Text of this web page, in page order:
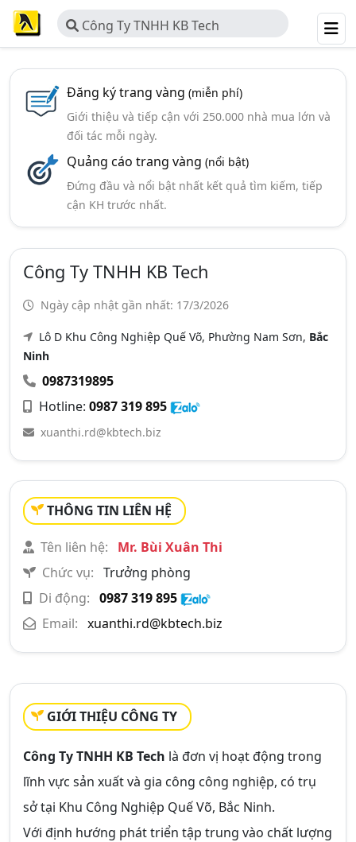
Công Ty TNHH KB Tech
Đăng ký trang vàng (miễn phí)
Giới thiệu và tiếp cận với 250.000 nhà mua lớn và
đối tác mỗi ngày.
Quảng cáo trang vàng (nổi bật)
Đứng đầu và nổi bật nhất kết quả tìm kiếm, tiếp
cận KH trước nhất.
Công Ty TNHH KB Tech
Ngày cập nhật gần nhất: 17/3/2026
Lô D Khu Công Nghiệp Quế Võ, Phường Nam Sơn, Bắc
Ninh
0987319895
Hotline: 0987 319 895
xuanthi.rd@kbtech.biz
THÔNG TIN LIÊN HỆ
Tên liên hệ:
Mr. Bùi Xuân Thi
Chức vụ: Trưởng phòng
Di động: 0987 319 895
Email: xuanthi.rd@kbtech.biz
GIỚI THIỆU CÔNG TY
Công Ty TNHH KB Tech là đơn vị hoạt động trong
lĩnh vực sản xuất và gia công công nghiệp, có trụ
sở tại Khu Công Nghiệp Quế Võ, Bắc Ninh.
Với định hướng phát triển tập trung vào chất lượng